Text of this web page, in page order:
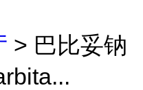
> 巴比妥钠